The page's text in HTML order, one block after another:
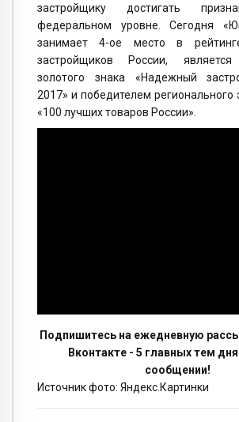
застройщику достигать
федеральном уровне. Сегодня
занимает 4-ое место в
застройщиков России, является
золотого знака «Надежный
2017» и победителем регионального
«100 лучших товаров России».
Подпишитесь на ежедневную
Вконтакте - 5 главных тем
сообщении!
Источник фото: Яндекс.Картинки